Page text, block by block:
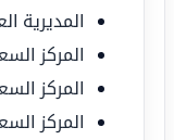
المديرية
المركز
المركز
المركز